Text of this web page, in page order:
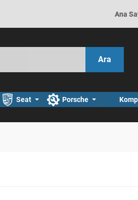
Ana
Ara
Seat Porsche